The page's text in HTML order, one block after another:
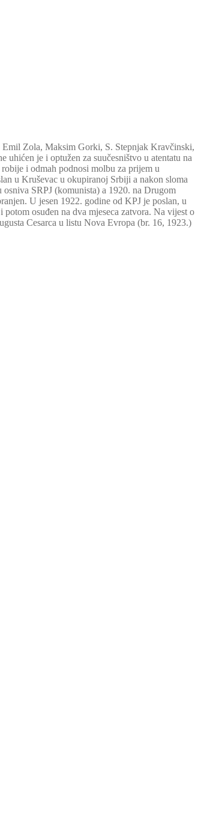
Zola, Maksim Gorki, S. Stepnjak Kravčinski,
je i optužen za suučesništvo u atentatu na
i odmah podnosi molbu za prijem u
u Kruševac u okupiranoj Srbiji a nakon sloma
SRPJ (komunista) a 1920. na Drugom
U jesen 1922. godine od KPJ je poslan, u
osuđen na dva mjeseca zatvora. Na vijest o
Cesarca u listu Nova Evropa (br. 16, 1923.)